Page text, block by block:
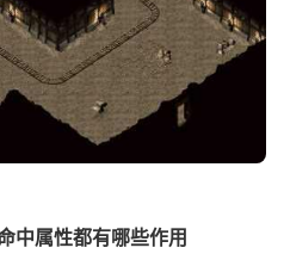
中属性都有哪些作用